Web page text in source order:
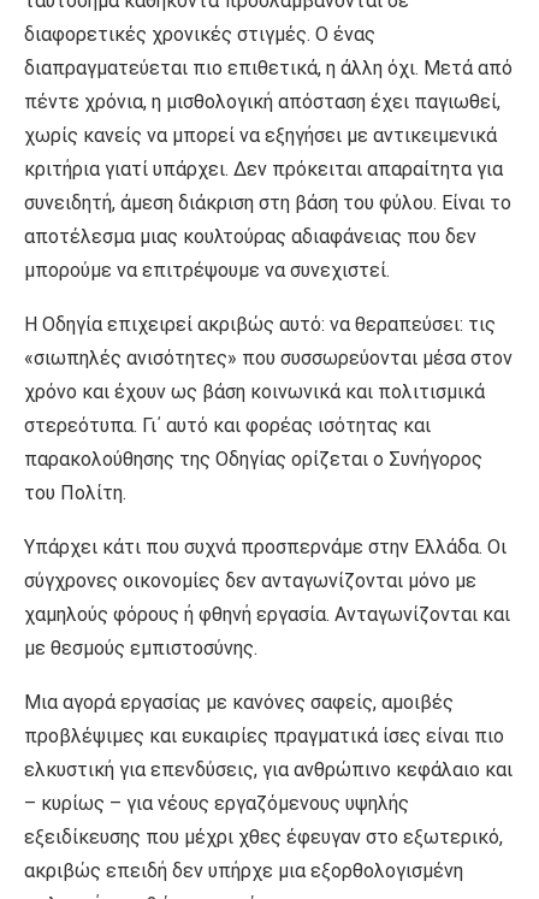
διαφορετικές χρονικές στιγμές. Ο ένας
διαπραγματεύεται πιο επιθετικά, η άλλη όχι. Μετά από
πέντε χρόνια, η μισθολογική απόσταση έχει παγιωθεί,
χωρίς κανείς να μπορεί να εξηγήσει με αντικειμενικά
κριτήρια γιατί υπάρχει. Δεν πρόκειται απαραίτητα για
συνειδητή, άμεση διάκριση στη βάση του φύλου. Είναι το
αποτέλεσμα μιας κουλτούρας αδιαφάνειας που δεν
μπορούμε να επιτρέψουμε να συνεχιστεί.
Η Οδηγία επιχειρεί ακριβώς αυτό: να θεραπεύσει: τις
«σιωπηλές ανισότητες» που συσσωρεύονται μέσα στον
χρόνο και έχουν ως βάση κοινωνικά και πολιτισμικά
στερεότυπα. Γι΄ αυτό και φορέας ισότητας και
παρακολούθησης της Οδηγίας ορίζεται ο Συνήγορος
του Πολίτη.
Υπάρχει κάτι που συχνά προσπερνάμε στην Ελλάδα. Οι
σύγχρονες οικονομίες δεν ανταγωνίζονται μόνο με
χαμηλούς φόρους ή φθηνή εργασία. Ανταγωνίζονται και
με θεσμούς εμπιστοσύνης.
Μια αγορά εργασίας με κανόνες σαφείς, αμοιβές
προβλέψιμες και ευκαιρίες πραγματικά ίσες είναι πιο
ελκυστική για επενδύσεις, για ανθρώπινο κεφάλαιο και
– κυρίως – για νέους εργαζόμενους υψηλής
εξειδίκευσης που μέχρι χθες έφευγαν στο εξωτερικό,
ακριβώς επειδή δεν υπήρχε μια εξορθολογισμένη